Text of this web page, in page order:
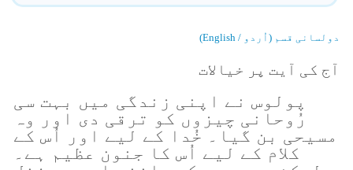
دولسانی قسم (اُردو / English)
آج کی آیت پر خیالات
پولوس نے اپنی زندگی میں بہت سی
رُوحانی چیزوں کو ترقی دی اور وہ
مسیحی بن گیا۔ خُدا کے لیے اور اُس کے
کلام کے لیے اُس کا جنون عظیم ہے۔